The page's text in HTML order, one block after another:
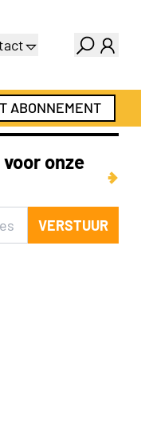
ABONNEMENT
onze
VERSTUUR